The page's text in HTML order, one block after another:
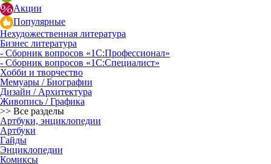
Акции
Популярные
Нехудожественная литература
Бизнес литература
- Сборник вопросов «1С:Профессионал»
- Сборник вопросов «1С:Специалист»
Хобби и творчество
Мемуары / Биографии
Дизайн / Архитектура
Живопись / Графика
>> Все разделы
Артбуки, энциклопедии
Артбуки
Гайды
Энциклопедии
Комиксы